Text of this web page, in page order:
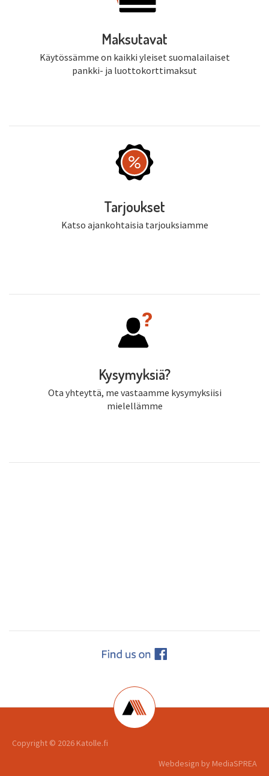
Maksutavat
Käytössämme on kaikki yleiset suomalailaiset
pankki- ja luottokorttimaksut
Tarjoukset
Katso ajankohtaisia tarjouksiamme
Kysymyksiä?
Ota yhteyttä, me vastaamme kysymyksiisi
mielellämme
Copyright © 2026 Katolle.fi
Webdesign by MediaSPREA